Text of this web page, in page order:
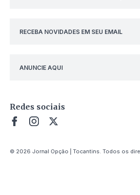
RECEBA NOVIDADES EM SEU EMAIL
ANUNCIE AQUI
Redes sociais
© 2026 Jornal Opção | Tocantins. Todos os